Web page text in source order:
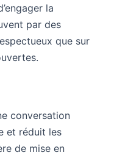
la
par des
que sur
conversation
et réduit les
de mise en